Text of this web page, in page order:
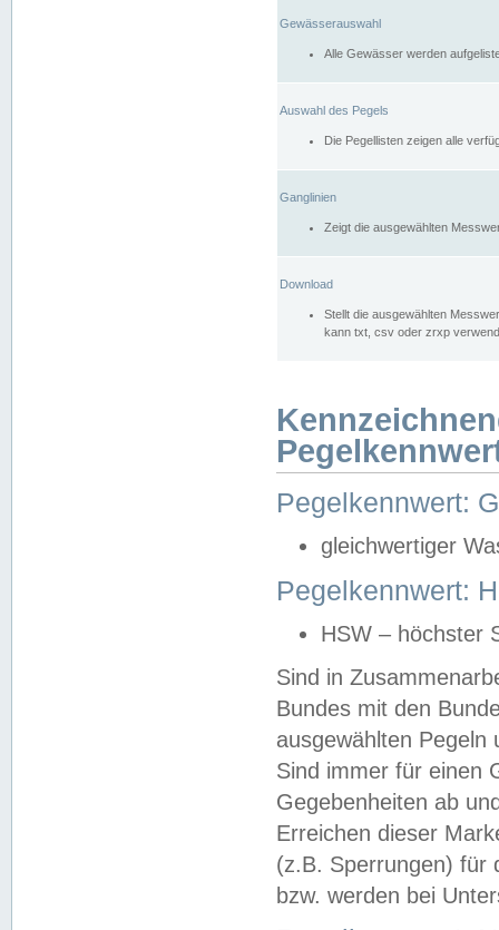
Gewässerauswahl
Alle Gewässer werden
Auswahl des Pegels
Die Pegellisten zeigen alle
Ganglinien
Zeigt die ausgewählten
Download
Stellt die ausgewählten
kann txt, csv oder zrxp
Pegelkennwert:
gleichwertiger
Pegelkennwert:
HSW – höchster
Sind in
Bundes mit den
ausgewählten
Sind immer für einen
Gegebenheiten ab
Erreichen dieser
(z.B. Sperrungen) für
bzw. werden bei